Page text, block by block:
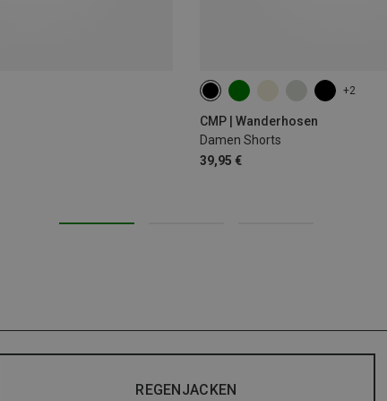
+2
CMP | Wanderhosen
Damen Shorts
39,95 €
XXS L
REGENJACKEN